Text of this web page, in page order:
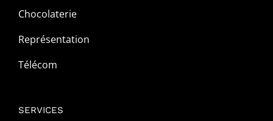
Chocolaterie
Représentation
Télécom
SERVICES